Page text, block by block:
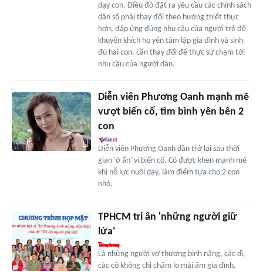
dạy con. Điều đó đặt ra yêu cầu các chính sách
dân số phải thay đổi theo hướng thiết thực
hơn, đáp ứng đúng nhu cầu của người trẻ để
khuyến khích họ yên tâm lập gia đình và sinh
đủ hai con. cần thay đổi để thực sự chạm tới
nhu cầu của người dân.
Diễn viên Phương Oanh mạnh mẽ
vượt biến cố, tìm bình yên bên 2
con
Diễn viên Phương Oanh dần trở lại sau thời
gian 'ở ẩn' vì biến cố. Cô được khen mạnh mẽ
khi nỗ lực nuôi dạy, làm điểm tựa cho 2 con
nhỏ.
TPHCM tri ân 'những người giữ
lửa'
Là những người vợ thương binh nặng, các dì,
các cô không chỉ chăm lo mái ấm gia đình,